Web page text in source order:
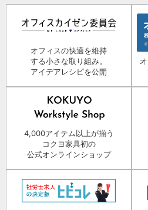
オフィスの快適を維持
する小さな取り組み。
アイデアレシピを公開
4,000アイテム以上が揃う
コクヨ家具初の
公式オンラインショップ